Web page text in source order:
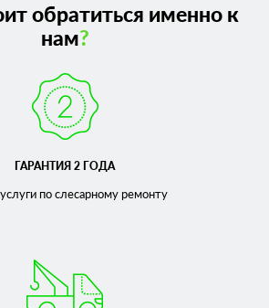
обратиться именно к
нам?
ГАРАНТИЯ 2 ГОДА
по слесарномуремонту